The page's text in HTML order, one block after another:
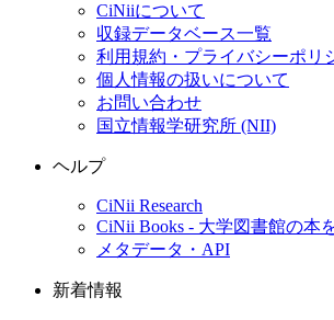
CiNiiについて
収録データベース一覧
利用規約・プライバシーポリ
個人情報の扱いについて
お問い合わせ
国立情報学研究所 (NII)
ヘルプ
CiNii Research
CiNii Books - 大学図書館の本
メタデータ・API
新着情報